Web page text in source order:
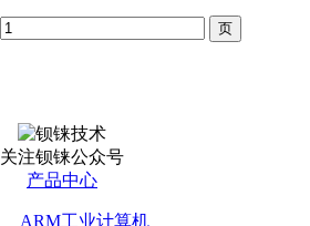
关注钡铼公众号
产品中心
ARM工业计算机